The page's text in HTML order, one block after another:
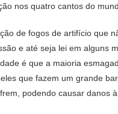
nos quatro cantos do
de fogos de artifício que
e até seja lei em alguns
é que a maioria
que fazem um grande
podendo causar danos à